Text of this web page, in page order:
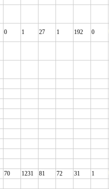
0 1 27 1 192 0
70 1231 81 72 31 1